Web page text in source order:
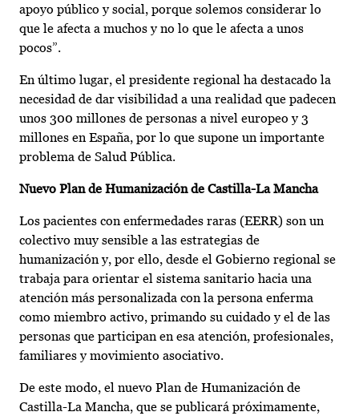
apoyo público y social, porque solemos considerar lo
que le afecta a muchos y no lo que le afecta a unos
pocos”.
En último lugar, el presidente regional ha destacado la
necesidad de dar visibilidad a una realidad que padecen
unos 300 millones de personas a nivel europeo y 3
millones en España, por lo que supone un importante
problema de Salud Pública.
Nuevo Plan de Humanización de Castilla-La Mancha
Los pacientes con enfermedades raras (EERR) son un
colectivo muy sensible a las estrategias de
humanización y, por ello, desde el Gobierno regional se
trabaja para orientar el sistema sanitario hacia una
atención más personalizada con la persona enferma
como miembro activo, primando su cuidado y el de las
personas que participan en esa atención, profesionales,
familiares y movimiento asociativo.
De este modo, el nuevo Plan de Humanización de
Castilla-La Mancha, que se publicará próximamente,